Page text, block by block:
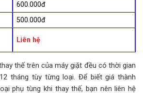
600.000đ
500.000đ
Liên hệ
thế trên của máy giặt đều có thời gian
tháng tùy từng loại. Để biết giá thành
phụ tùng khi thay thế, bạn nên liên hệ